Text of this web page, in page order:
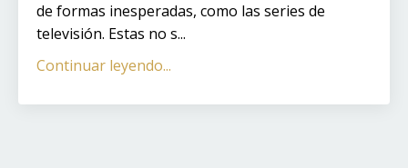
de formas inesperadas, como las series de
televisión. Estas no s...
Continuar leyendo...